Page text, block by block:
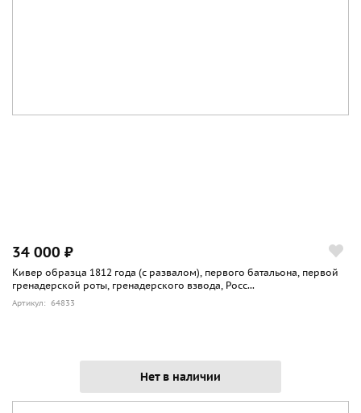
34 000 ₽
Кивер образца 1812 года (с развалом), первого батальона, первой
гренадерской роты, гренадерского взвода, Росс...
Артикул: 64833
Нет в наличии